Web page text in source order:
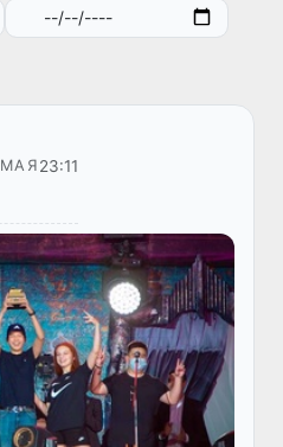
МАЯ 23:11